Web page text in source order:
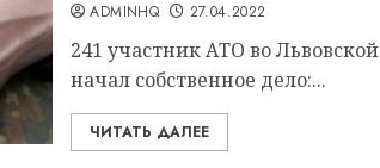
ADMINHQ 27.04.2022
241 участник АТО во
начал собственное дело:...
ЧИТАТЬ ДАЛЕЕ